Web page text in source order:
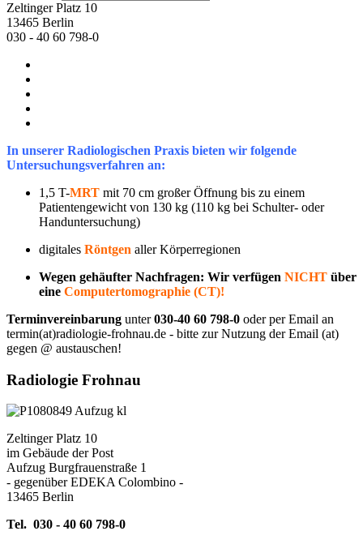
Zeltinger Platz 10
13465 Berlin
030 - 40 60 798-0
In unserer Radiologischen Praxis bieten wir folgende
Untersuchungsverfahren an:
1,5 T-MRT mit 70 cm großer Öffnung bis zu einem
Patientengewicht von 130 kg (110 kg bei Schulter- oder
Handuntersuchung)
digitales Röntgen aller Körperregionen
Wegen gehäufter Nachfragen: Wir verfügen NICHT über
eine Computertomographie (CT)!
Terminvereinbarung unter030-40 60 798-0 oder per Email an
termin(at)radiologie-frohnau.de - bitte zur Nutzung der Email (at)
gegen @ austauschen!
Radiologie Frohnau
Zeltinger Platz 10
im Gebäude der Post
Aufzug Burgfrauenstraße 1
- gegenüber EDEKA Colombino -
13465 Berlin
Tel. 030 - 40 60 798-0